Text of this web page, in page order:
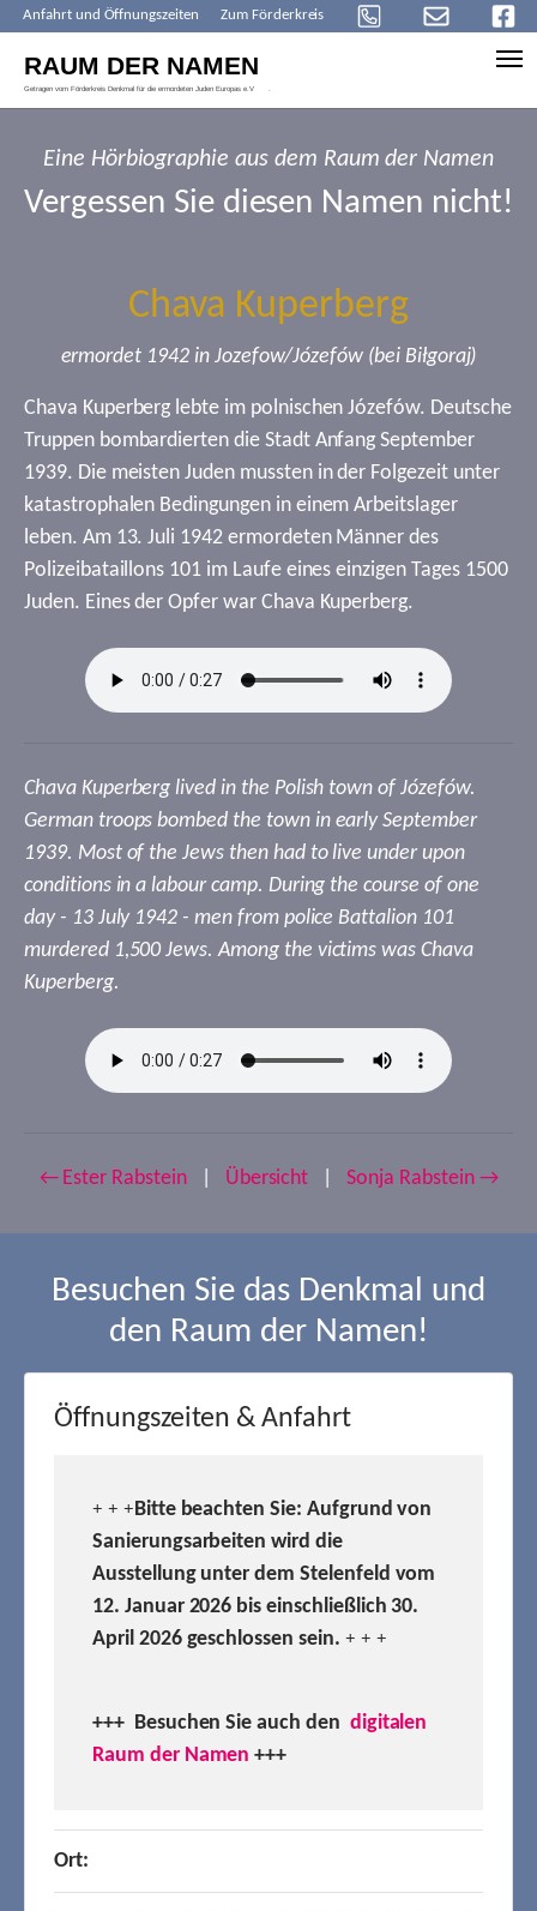
Anfahrt und Öffnungszeiten Zum Förderkreis
Eine Hörbiographie aus dem Raum der Namen
Vergessen Sie diesen Namen nicht!
Chava Kuperberg
ermordet 1942 in Jozefow/Józefów (bei Biłgoraj)
Chava Kuperberg lebte im polnischen Józefów. Deutsche
Truppen bombardierten die Stadt Anfang September
1939. Die meisten Juden mussten in der Folgezeit unter
katastrophalen Bedingungen in einem Arbeitslager
leben. Am 13. Juli 1942 ermordeten Männer des
Polizeibataillons 101 im Laufe eines einzigen Tages 1500
Juden. Eines der Opfer war Chava Kuperberg.
Chava Kuperberg lived in the Polish town of Józefów.
German troops bombed the town in early September
1939. Most of the Jews then had to live under upon
conditions in a labour camp. During the course of one
day - 13 July 1942 - men from police Battalion 101
murdered 1,500 Jews. Among the victims was Chava
Kuperberg.
← Ester Rabstein Übersicht Sonja Rabstein →
Besuchen Sie das Denkmal und
den Raum der Namen!
Öffnungszeiten & Anfahrt
+ + +Bitte beachten Sie: Aufgrund von
Sanierungsarbeiten wird die
Ausstellung unter dem Stelenfeld vom
12. Januar 2026 bis einschließlich 30.
April 2026 geschlossen sein. + + +
+++ Besuchen Sie auch den digitalen
Raum der Namen +++
Ort: